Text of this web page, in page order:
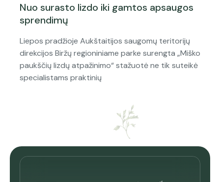
Nuo surasto lizdo iki gamtos apsaugos
sprendimų
Liepos pradžioje Aukštaitijos saugomų teritorijų
direkcijos Biržų regioniniame parke surengta „Miško
paukščių lizdų atpažinimo“ stažuotė ne tik suteikė
specialistams praktinių